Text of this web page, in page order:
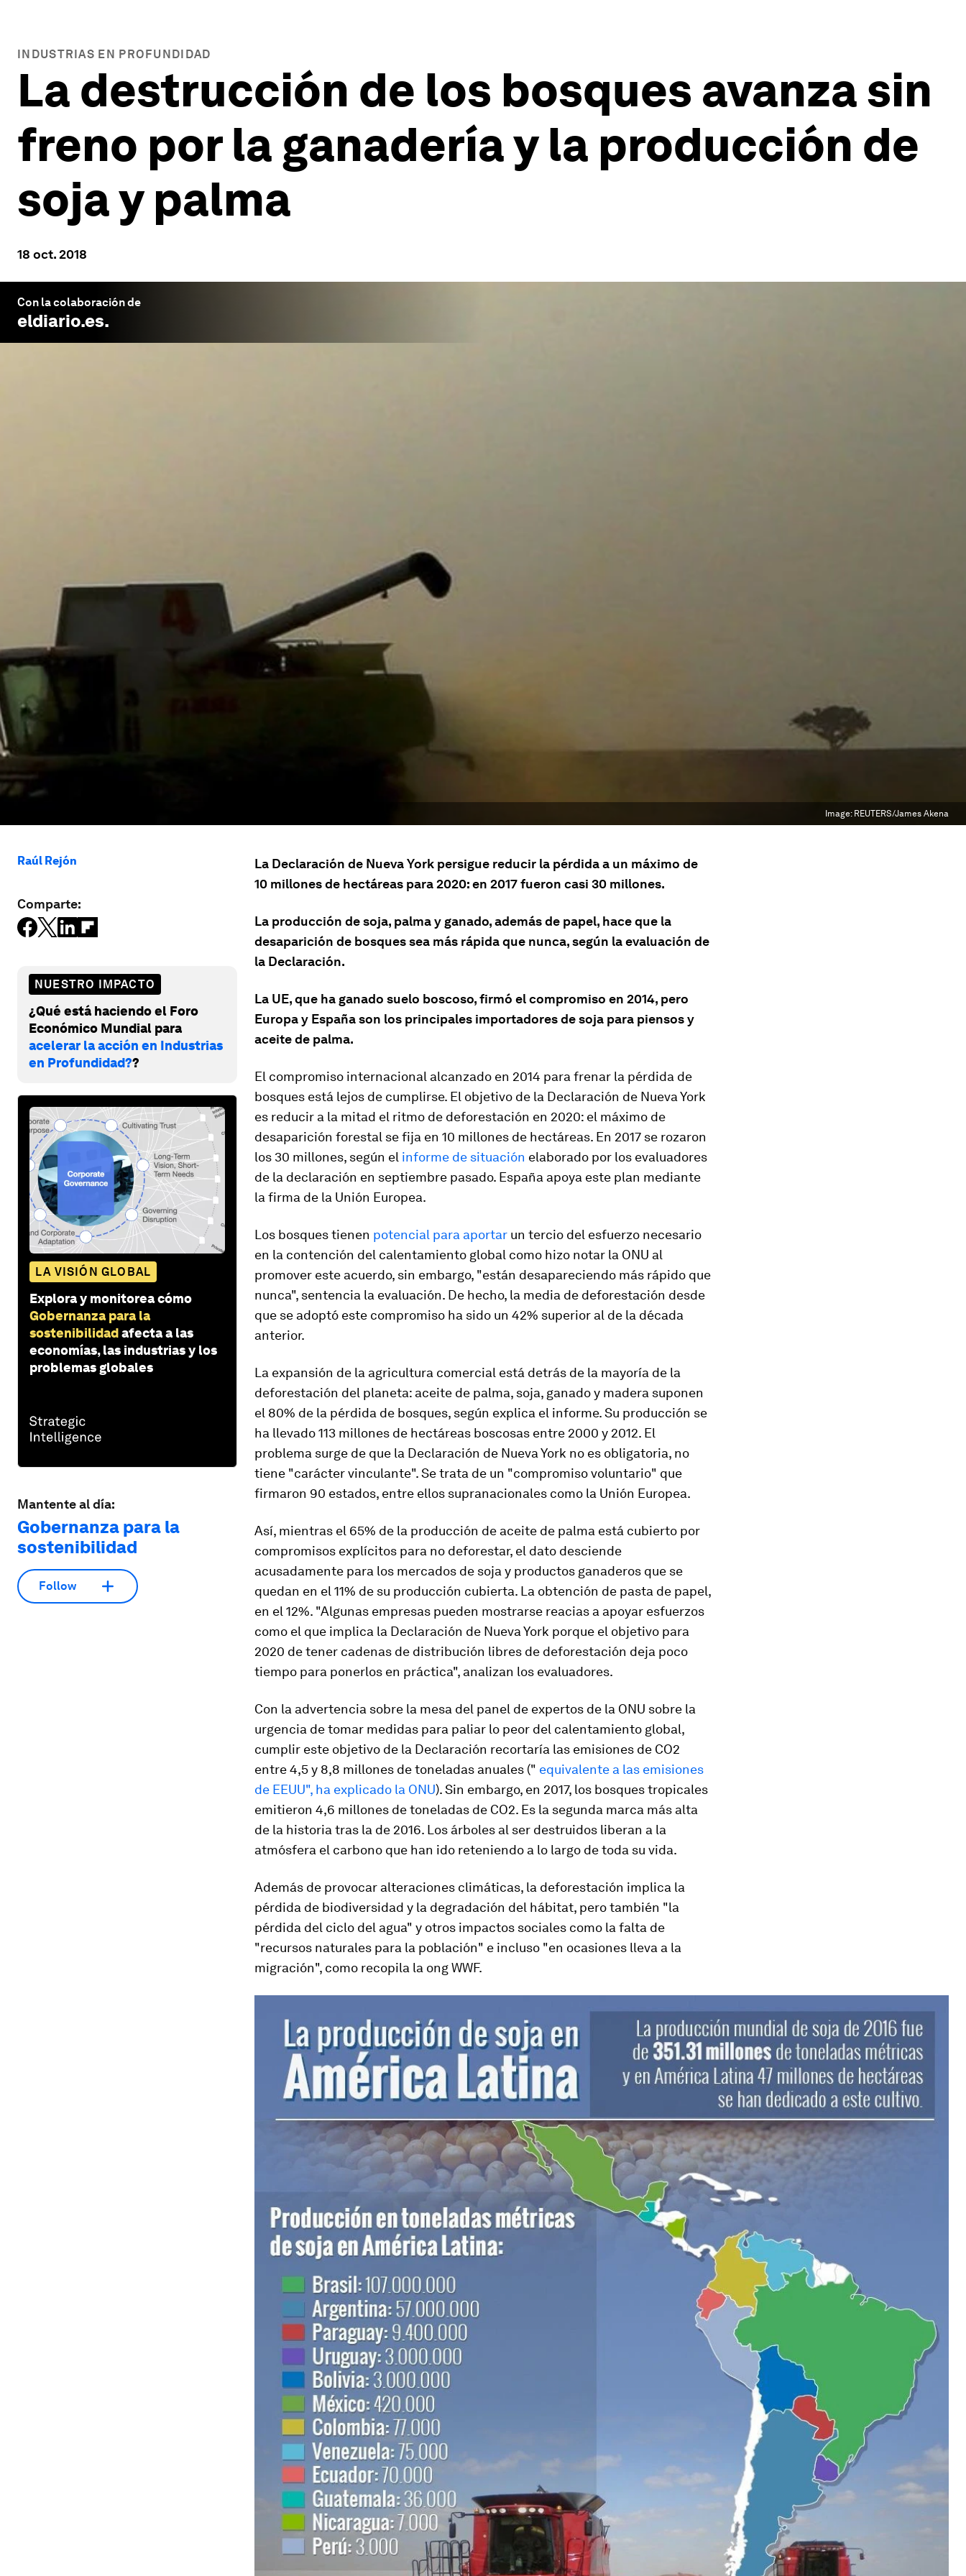
INDUSTRIAS EN PROFUNDIDAD
La destrucción de los bosques avanza sin
freno por la ganadería y la producción de
soja y palma
18 oct. 2018
Con la colaboración de
eldiario.es.
Image: REUTERS/James Akena
Raúl Rejón
Comparte:
NUESTRO IMPACTO
¿Qué está haciendo el Foro
Económico Mundial para
acelerar la acción en Industrias
en Profundidad??
LA VISIÓN GLOBAL
Explora y monitorea cómo
Gobernanza para la
sostenibilidadafecta a las
economías, las industrias y los
problemas globales
Mantente al día:
Gobernanza para la
sostenibilidad
Follow
La Declaración de Nueva York persigue reducir la pérdida a un máximo de
10 millones de hectáreas para 2020: en 2017 fueron casi 30 millones.
La producción de soja, palma y ganado, además de papel, hace que la
desaparición de bosques sea más rápida que nunca, según la evaluación de
la Declaración.
La UE, que ha ganado suelo boscoso, firmó el compromiso en 2014, pero
Europa y España son los principales importadores de soja para piensos y
aceite de palma.
El compromiso internacional alcanzado en 2014 para frenar la pérdida de
bosques está lejos de cumplirse. El objetivo de la Declaración de Nueva York
es reducir a la mitad el ritmo de deforestación en 2020: el máximo de
desaparición forestal se fija en 10 millones de hectáreas. En 2017 se rozaron
los 30 millones, según el informe de situación elaborado por los evaluadores
de la declaración en septiembre pasado. España apoya este plan mediante
la firma de la Unión Europea.
Los bosques tienen potencial para aportar un tercio del esfuerzo necesario
en la contención del calentamiento global como hizo notar la ONU al
promover este acuerdo, sin embargo, "están desapareciendo más rápido que
nunca", sentencia la evaluación. De hecho, la media de deforestación desde
que se adoptó este compromiso ha sido un 42% superior al de la década
anterior.
La expansión de la agricultura comercial está detrás de la mayoría de la
deforestación del planeta: aceite de palma, soja, ganado y madera suponen
el 80% de la pérdida de bosques, según explica el informe. Su producción se
ha llevado 113 millones de hectáreas boscosas entre 2000 y 2012. El
problema surge de que la Declaración de Nueva York no es obligatoria, no
tiene "carácter vinculante". Se trata de un "compromiso voluntario" que
firmaron 90 estados, entre ellos supranacionales como la Unión Europea.
Así, mientras el 65% de la producción de aceite de palma está cubierto por
compromisos explícitos para no deforestar, el dato desciende
acusadamente para los mercados de soja y productos ganaderos que se
quedan en el 11% de su producción cubierta. La obtención de pasta de papel,
en el 12%. "Algunas empresas pueden mostrarse reacias a apoyar esfuerzos
como el que implica la Declaración de Nueva York porque el objetivo para
2020 de tener cadenas de distribución libres de deforestación deja poco
tiempo para ponerlos en práctica", analizan los evaluadores.
Con la advertencia sobre la mesa del panel de expertos de la ONU sobre la
urgencia de tomar medidas para paliar lo peor del calentamiento global,
cumplir este objetivo de la Declaración recortaría las emisiones de CO2
entre 4,5 y 8,8 millones de toneladas anuales (" equivalente a las emisiones
de EEUU", ha explicado la ONU). Sin embargo, en 2017, los bosques tropicales
emitieron 4,6 millones de toneladas de CO2. Es la segunda marca más alta
de la historia tras la de 2016. Los árboles al ser destruidos liberan a la
atmósfera el carbono que han ido reteniendo a lo largo de toda su vida.
Además de provocar alteraciones climáticas, la deforestación implica la
pérdida de biodiversidad y la degradación del hábitat, pero también "la
pérdida del ciclo del agua" y otros impactos sociales como la falta de
"recursos naturales para la población" e incluso "en ocasiones lleva a la
migración", como recopila la ong WWF.